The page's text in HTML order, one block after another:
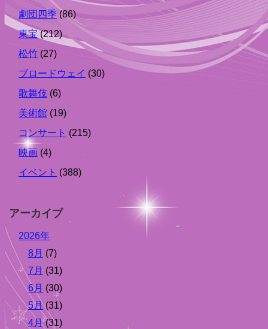
劇団四季(86)
東宝(212)
松竹 (27)
ブロードウェイ (30)
歌舞伎 (6)
美術館 (19)
コンサート (215)
映画 (4)
イベント (388)
アーカイブ
2026年
8月 (7)
7月 (31)
6月 (30)
5月(31)
4月(31)